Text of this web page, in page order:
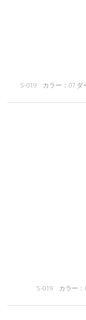
S-019 カラー：07 ダ
S-019 カラー：